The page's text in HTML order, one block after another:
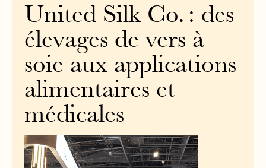
United Silk Co. : des
élevages de vers à
soie aux applications
alimentaires et
médicales